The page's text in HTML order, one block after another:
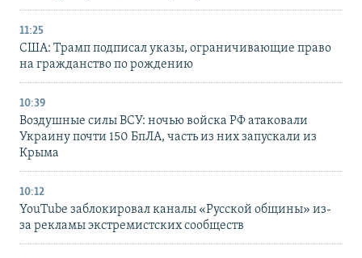
11:25
США: Трамп подписал указы, ограничивающие право
на гражданство по рождению
10:39
Воздушные силы ВСУ: ночью войска РФ атаковали
Украину почти 150 БпЛА, часть из них запускали из
Крыма
10:12
YouTube заблокировал каналы «Русской общины» из-
за рекламы экстремистских сообществ